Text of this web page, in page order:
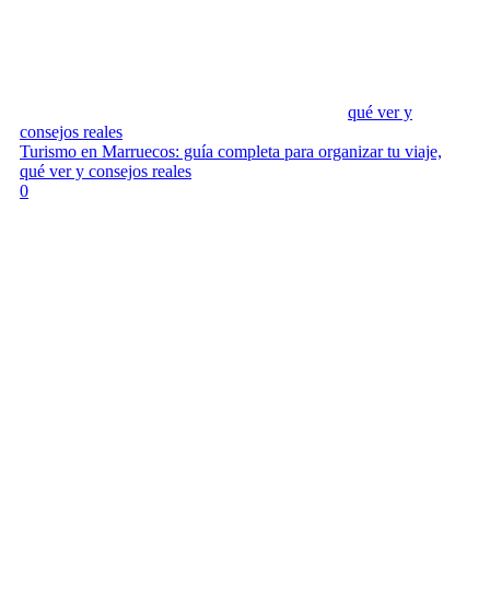
qué ver y
consejos reales
Turismo en Marruecos: guía completa para organizar tu viaje,
qué ver y consejos reales
0